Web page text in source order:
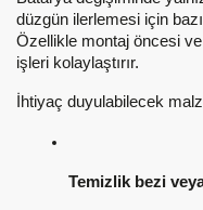
düzgün ilerlemesi için
Özellikle montaj öncesi
işleri kolaylaştırır.
İhtiyaç duyulabilecek
Temizlik bezi